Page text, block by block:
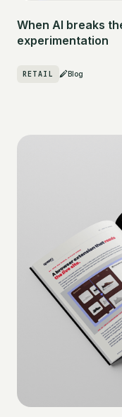
When AI breaks
experimentation
RETAIL Blog